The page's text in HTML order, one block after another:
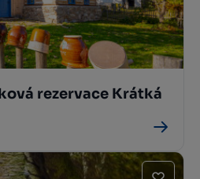
rezervace Krátká